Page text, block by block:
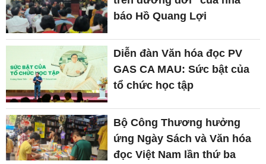
báo Hồ Quang Lợi
Diễn đàn Văn hóa đọc PV
GAS CA MAU: Sức bật của
tổ chức học tập
Bộ Công Thương hưởng
ứng Ngày Sách và Văn hóa
đọc Việt Nam lần thứ ba